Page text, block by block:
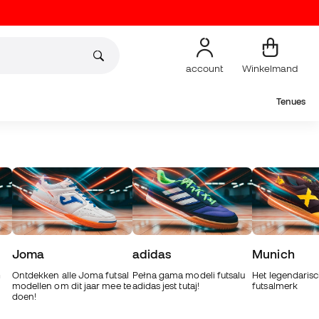
account Winkelmand
Tenues
Joma
Ontdekken alle Joma futsal
modellen om dit jaar mee te
doen!
adidas
Pełna gama modeli futsalu
adidas jest tutaj!
Munich
Het
futsalmerk